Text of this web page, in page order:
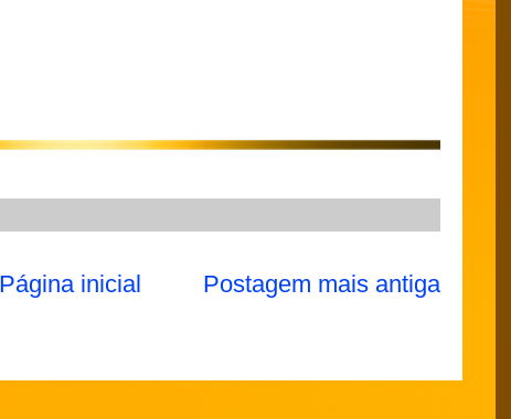
Postagem mais antiga
Página inicial